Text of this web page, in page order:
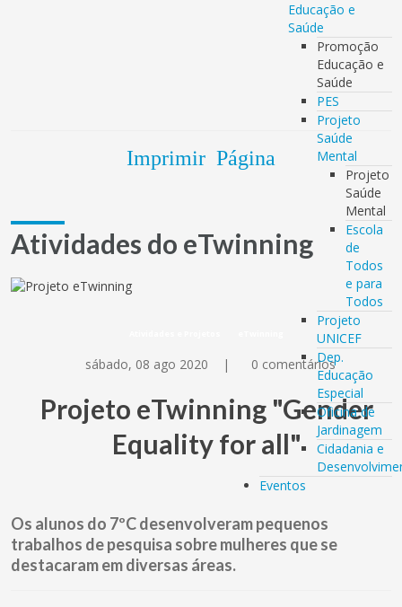
Educação e
Saúde
Promoção
Educação e
Saúde
PES
Projeto
Saúde
Mental
Projeto
Saúde
Mental
Escola
de
Todos
e para
Todos
Projeto
UNICEF
Dep.
Educação
Especial
Oficina de
Jardinagem
Cidadania e
Eventos
Imprimir Página
Atividades do eTwinning
sábado, 08 ago 2020 | 0 comentários
Projeto eTwinning "Gender
Equality for all"
Os alunos do 7ºC desenvolveram pequenos
trabalhos de pesquisa sobre mulheres que se
destacaram em diversas áreas.